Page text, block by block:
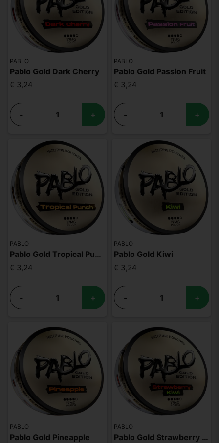
PABLO
Pablo Gold Dark Cherry
€ 3,24
- +
PABLO
Pablo Gold Passion Fruit
€ 3,24
- +
PABLO
Pablo Gold Tropical Punch
€ 3,24
- +
PABLO
Pablo Gold Kiwi
€ 3,24
- +
PABLO
Pablo Gold Pineapple
PABLO
Pablo Gold Strawberry Kiwi